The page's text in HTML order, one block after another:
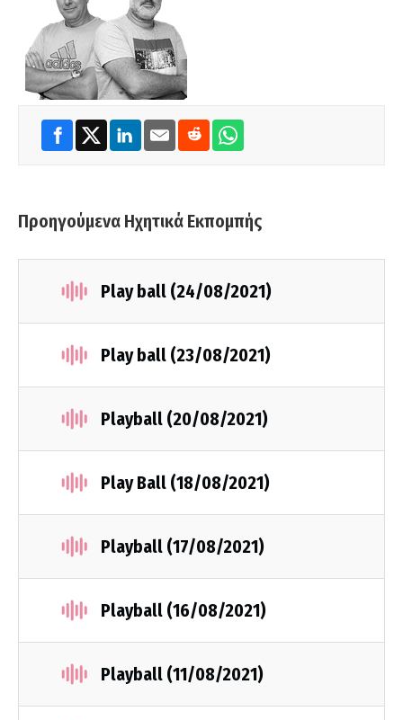
Προηγούμενα Ηχητικά Εκπομπής
Play ball (24/08/2021)
Play ball (23/08/2021)
Playball (20/08/2021)
Play Βall (18/08/2021)
Playball (17/08/2021)
Playball (16/08/2021)
Playball (11/08/2021)